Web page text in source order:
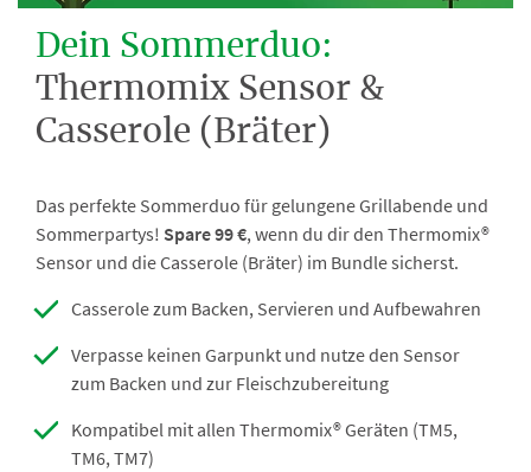
Dein Sommerduo:
Thermomix Sensor &
Casserole (Bräter)
Das perfekte Sommerduo für gelungene Grillabende und
Sommerpartys! Spare 99 €,wenn du dir den Thermomix®
Sensor und die Casserole (Bräter) im Bundle sicherst.
Casserole zum Backen, Servieren und Aufbewahren
Verpasse keinen Garpunkt und nutze den Sensor
zum Backen und zur Fleischzubereitung
Kompatibel mit allen Thermomix® Geräten (TM5,
TM6, TM7)